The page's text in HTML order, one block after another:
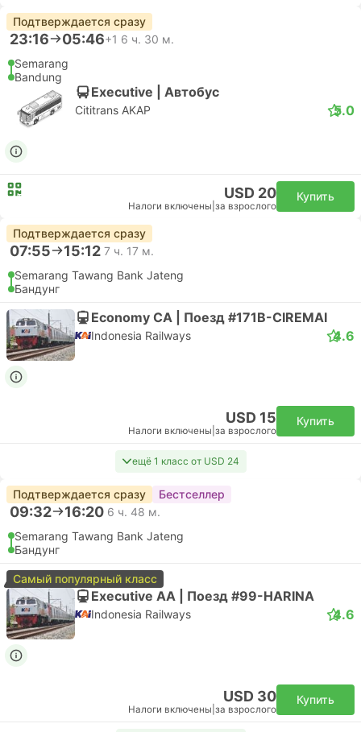
Подтверждается сразу
23:16 05:46+1 6 ч. 30 м.
Semarang
Bandung
Executive | Автобус
Cititrans AKAP 5.0
USD 20
Налоги включены за взрослого
Купить
Подтверждается сразу
07:55 15:12 7 ч. 17 м.
Semarang Tawang Bank Jateng
Бандунг
Economy CA | Поезд #171B-CIREMAI
Indonesia Railways 4.6
USD 15
Налоги включены за взрослого
Купить
ещё 1 класс от USD 24
Подтверждается сразу Бестселлер
09:32 16:20 6 ч. 48 м.
Semarang Tawang Bank Jateng
Бандунг
Самый популярный класс
Executive AA | Поезд #99-HARINA
Indonesia Railways 4.6
USD 30
Налоги включены за взрослого
Купить